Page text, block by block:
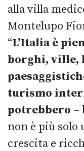
alla villa
Montelupo
“L’Italia è
borghi, ville,
turismo
potrebbero –
non è più solo
crescita e